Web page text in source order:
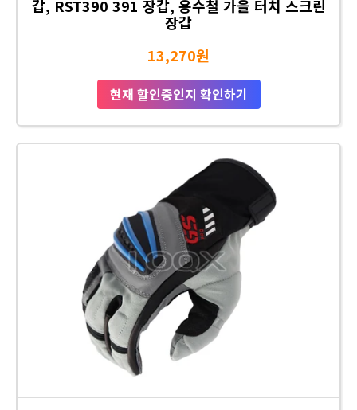
갑, RST390 391 장갑, 용수철 가을 터치 스크린
장갑
13,270원
현재 할인중인지 확인하기